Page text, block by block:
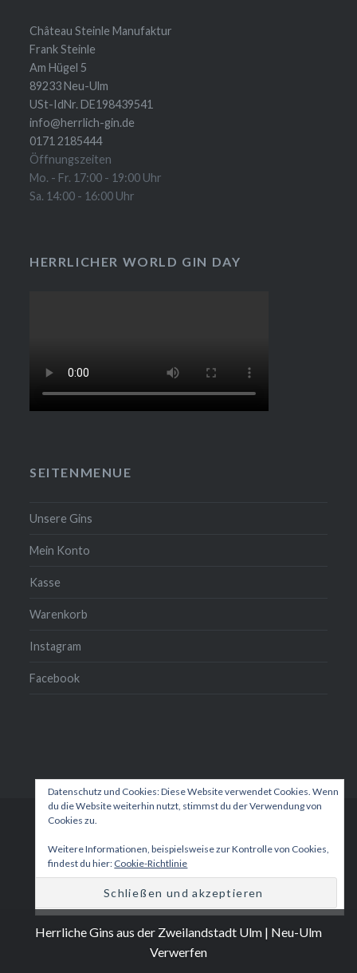
Château Steinle Manufaktur
Frank Steinle
Am Hügel 5
89233 Neu-Ulm
USt-IdNr. DE198439541
info@herrlich-gin.de
0171 2185444
Öffnungszeiten
Mo. - Fr. 17:00 - 19:00 Uhr
Sa. 14:00 - 16:00 Uhr
HERRLICHER WORLD GIN DAY
Datenschutz und Cookies: Diese Website verwendet Cookies. Wenn
du die Website weiterhin nutzt, stimmst du der Verwendung von
Cookies zu.
Weitere Informationen, beispielsweise zur Kontrolle von Cookies,
findest du hier: Cookie-Richtlinie
SEITENMENUE
Unsere Gins
Mein Konto
Kasse
Warenkorb
Instagram
Facebook
Unsere
Gins
Konto
Proudly powered by WordPress
WordPress.com.
Herrliche Gins aus der Zweilandstadt Ulm | Neu-Ulm
Verwerfen